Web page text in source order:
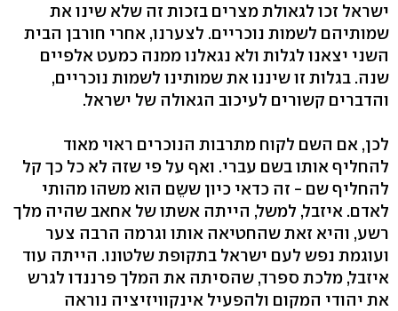
ישראל זכו לגאולת מצרים בזכות זה שלא שינו את
שמותיהם לשמות נוכריים. לצערנו, אחרי חורבן הבית
השני יצאנו לגלות ולא נגאלנו ממנה כמעט אלפיים
שנה. בגלות זו שיננו את שמותינו לשמות נוכריים,
והדברים קשורים לעיכוב הגאולה של ישראל.
לכן, אם השם לקוח מתרבות הנוכרים ראוי מאוד
להחליף אותו בשם עברי. ואף על פי שזה לא כל כך קל
להחליף שם - זה כדאי כיון ששֵם הוא משהו מהותי
לאדם. איזבל, למשל, הייתה אשתו של אחאב שהיה מלך
רשע, והיא זאת שהחטיאה אותו וגרמה הרבה צער
ועוגמת נפש לעם ישראל בתקופת שלטונו. הייתה עוד
איזבל, מלכת ספרד, שהסיתה את המלך פרננדו לגרש
את יהודי המקום ולהפעיל אינקוויזיציה נוראה